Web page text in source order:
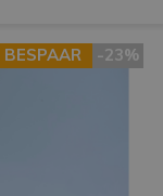
-23%
BESPAAR